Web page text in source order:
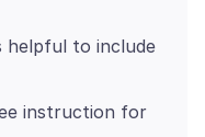
helpful to include
instruction for